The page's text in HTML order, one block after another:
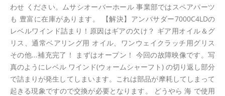
わせ ください。ムサシオーバーホール 事業部ではスペアパーツ
も 豊富に在庫があります。 【解決】アンバサダー7000C4LDの
レベルワインド詰まり！原因はギアの欠け？ ギア用オイル＆グ
リス、通常ベアリング用 オイル、ワンウェイクラッチ用グリス
その他...補充完了！ まずはオープン！ 今回の故障映像です。写
真のようにレベル ワインド(ウォームシャーフト) の切り返し部分
で詰まりが発生してしまいます。これは部品が摩耗してしまって
起きる現象ですので交換が必要となります。 どうやら 海 で使用